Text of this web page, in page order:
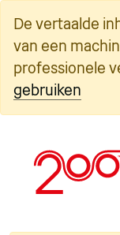
naar
inhoud
De vertaalde
van een
professionele
gebruiken